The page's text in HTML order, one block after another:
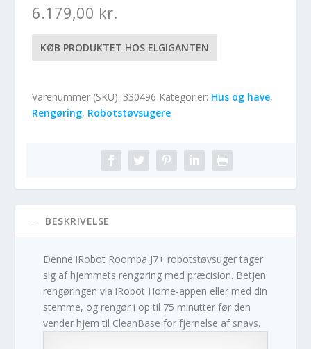
6.179,00 kr.
KØB PRODUKTET HOS ELGIGANTEN
Varenummer (SKU): 330496 Kategorier: Hus og have,
Rengøring, Robotstøvsugere
BESKRIVELSE
Denne iRobot Roomba J7+ robotstøvsuger tager
sig af hjemmets rengøring med præcision. Betjen
rengøringen via iRobot Home-appen eller med din
stemme, og rengør i op til 75 minutter før den
vender hjem til CleanBase for fjernelse af snavs.